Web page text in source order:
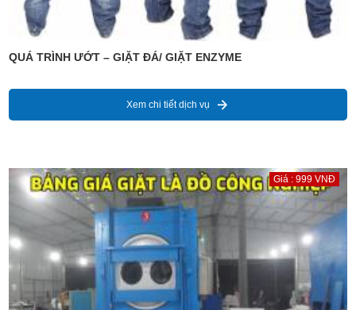
QUÁ TRÌNH ƯỚT – GIẶT ĐÁ/ GIẶT ENZYME
Xem chi tiết dịch vụ
Giá : 999 VNĐ